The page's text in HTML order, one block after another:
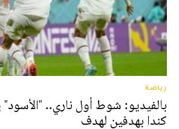
رياضة
بالفيديو: شوط أول ناري..
كندا بهدفين لهدف